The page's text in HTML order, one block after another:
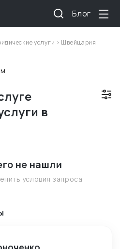
Блог
услуги > Швейцария
в
не нашли
условия запроса